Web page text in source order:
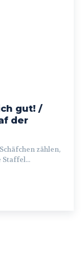
gut! /
der
Staffel...